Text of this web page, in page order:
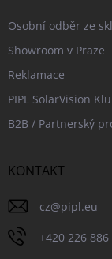
Osobní odběr ze
Showroom v Praze
Reklamace
PIPL SolarVision
B2B / Partnerský
KONTAKT
cz@pipl.eu
+420 226 886